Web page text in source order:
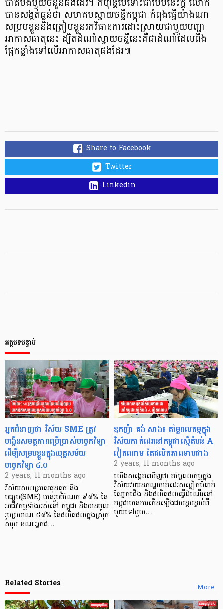
បាត់បង់មួយចំនួនផងដែរ។ ក៏ប៉ុន្តែបើទោះជាបែបនេះក្ដី លោក
បានសង្កត់ធ្ងន់ថា សមាគមស្វាយចន្ទីកម្ពុជា កំពុងធ្វើយ៉ាងណា
សម្របខ្លួននិងត្រៀមខ្លួនរកវិធានការដោះស្រាយជាមួយបញ្ហា
អាកាសធាតុនេះ ដ្បិតដំណាំស្វាយចន្ទីនេះគឺជាដំណាំដែលពឹង
ផ្អែកខ្លាំងទៅលើអាកាសធាតុផងដែរ៕
Share to Facebook
Twitter
Linkedin
អត្ថបទបន្ទាប់
អ្នកជំនាញថា វិស័យ SME ត្រូវ
បង្កើនសមត្ថភាពប្រើប្រាស់បច្ចេកវិទ្យា
ដើម្បីសម្របខ្លួនក្នុងយុគ្គសម័យ
បច្ចេកវិទ្យា ៤.០
2 years, 11 months ago
វិស័យសហគ្រាសធុនតូច និង
មធ្យម(SME) បានរួមចំណែក ៩៨% នៃ
អាជីវកម្មទាំងអស់នៅ កម្ពុជា និងបានចូល
រួមប្រមាណ ៥៨% នៃផលិតផលក្នុងស្រុក
សរុប ខណៈអ្នកជ…
ឧកញ៉ា គង់ សាង៖ តម្លៃពលកម្មក្នុង
វិស័យកាត់ដេរនៅកម្ពុជាស្មើតំបន់ A
វៀតណាម តែផលិតភាពទាបជាង
2 years, 11 months ago
យើងសង្កេតឃើញថា តម្លៃពលកម្មក្នុង
វិស័យវាយនភណ្ឌកាត់ដេរសម្លៀកបំពាក់
ស្បែកជើង និងផលិតផលធ្វើដំណើរនៅ
កម្ពុជាមានការកើនឡើងជាបន្តបន្ទាប់ពី
មួយទៅមួយ…
More
Related Stories